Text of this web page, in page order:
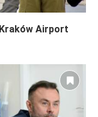
Airport